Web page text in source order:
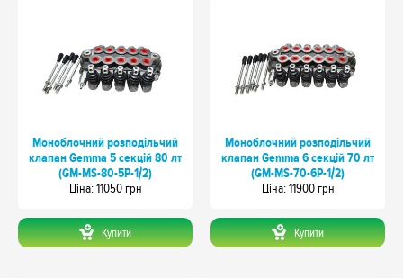
Моноблочний розподільчий
клапан Gemma 5 секцій 80 лт
(GM-MS-80-5P-1/2)
Цiна: 11050 грн
Купити
Моноблочний розподільчий
клапан Gemma 6 секцій 70 лт
(GM-MS-70-6P-1/2)
Цiна: 11900 грн
Купити